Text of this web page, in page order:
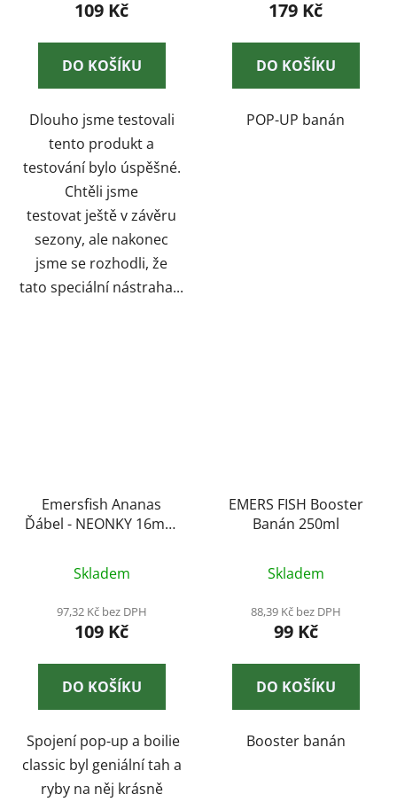
109 Kč
DO KOŠÍKU
Dlouho jsme testovali
tento produkt a
testování bylo úspěšné.
Chtěli jsme
testovat ještě v závěru
sezony, ale nakonec
jsme se rozhodli, že
tato speciální nástraha...
179 Kč
DO KOŠÍKU
POP-UP banán
Emersfish Ananas
Ďábel - NEONKY 16mm
hodnocení
produktu
je
z
Skladem
97,32 Kč bez DPH
109 Kč
DO KOŠÍKU
Spojení pop-up a boilie
classic byl geniální tah a
ryby na něj krásně
EMERS FISH Booster
Banán 250ml
Skladem
88,39 Kč bez DPH
99 Kč
DO KOŠÍKU
Booster banán